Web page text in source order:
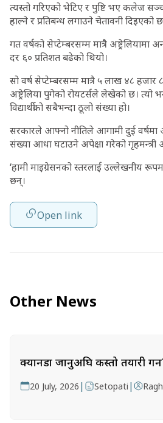
त्यस्तो गरिएको भेटिए र पुष्टि भए कलेज
हाल्ने र प्रतिबन्ध लगाउने चेतावनी दिइएको
गत वर्षको सेप्टेम्बरसम्म मात्रै अष्ट्रेलियामा
दर ६० प्रतिशत बढेको थियो।
सो वर्ष सेप्टेम्बरसम्म मात्रै ५ लाख ४८ हजार ८
अष्ट्रेलिया पुगेको रोयटर्सले लेखेको छ।
विद्यार्थीको सबैभन्दा ठूलो संख्या हो।
सरकारले आफ्नो नीतिले आगामी दुई वर्षमा
संख्या आधा घटाउने अपेक्षा गरेको
‘हामी माइग्रेसनको स्तरलाई उल्लेखनीय
छन्।
Open link
Other News
क्यानडा जानुअघि कस्तो तयारी
20 July, 2026 | Setopati |